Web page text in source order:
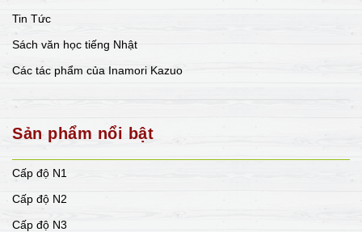
Tin Tức
Sách văn học tiếng Nhật
Các tác phẩm của Inamori Kazuo
Sản phẩm nổi bật
Cấp độ N1
Cấp độ N2
Cấp độ N3